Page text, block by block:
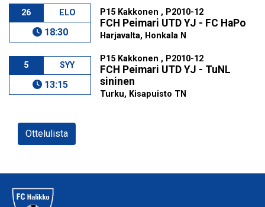
26 ELO
18:30
P15 Kakkonen , P2010-12
FCH Peimari UTD YJ - FC HaPo
Harjavalta, Honkala N
5 SYY
13:15
P15 Kakkonen , P2010-12
FCH Peimari UTD YJ - TuNL
sininen
Turku, Kisapuisto TN
Ottelulista